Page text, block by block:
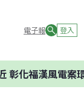
電子報 登入
化福漢風電案環